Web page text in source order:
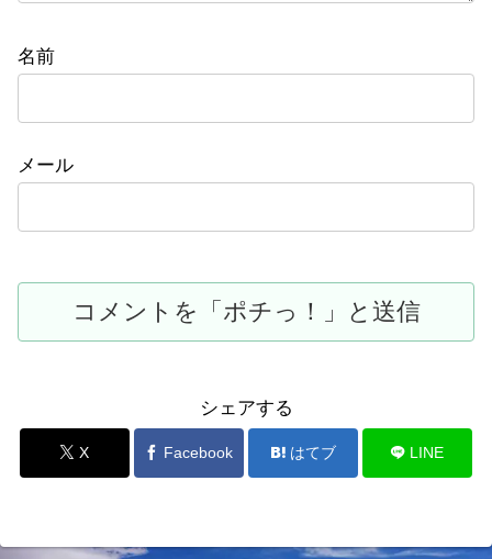
名前
メール
シェアする
X Facebook はてブ LINE